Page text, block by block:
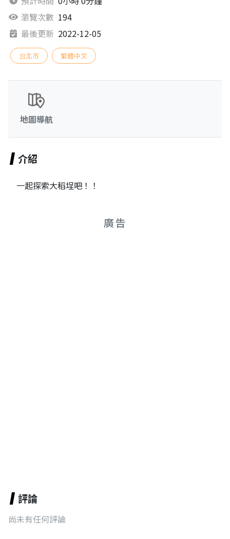
瀏覽次數 194
最後更新 2022-12-05
台北市 繁體中文
地圖導航
介紹
一起探索大稻埕吧！！
廣告
評論
尚未有任何評論